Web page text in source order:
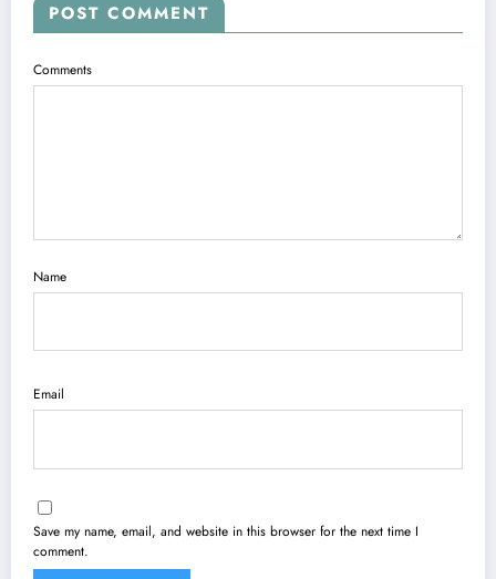
POST COMMENT
Comments
Name
Email
Save my name, email, and website in this browser for the next time I
comment.